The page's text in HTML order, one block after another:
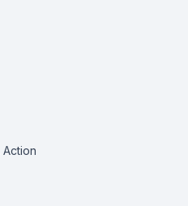
Action